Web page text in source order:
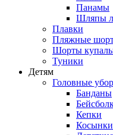
Панамы
Шляпы
Плавки
Пляжные
Шорты
Туники
Детям
Головные
Банданы
Кепки